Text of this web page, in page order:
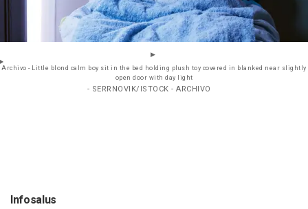
Archivo - Little blond calm boy sit in the bed holding plush toy covered in blanked near slightly
open door with day light
- SERRNOVIK/ISTOCK - ARCHIVO
Infosalus